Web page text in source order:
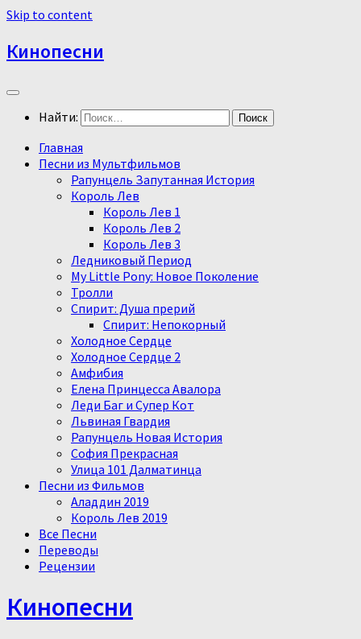
Skip to content
Кинопесни
Найти:
Главная
Песни из Мультфильмов
Рапунцель Запутанная История
Король Лев
Король Лев 1
Король Лев 2
Король Лев 3
Ледниковый Период
My Little Pony: Новое Поколение
Тролли
Спирит: Душа прерий
Спирит: Непокорный
Холодное Сердце
Холодное Сердце 2
Амфибия
Елена Принцесса Авалора
Леди Баг и Супер Кот
Львиная Гвардия
Рапунцель Новая История
София Прекрасная
Улица 101 Далматинца
Песни из Фильмов
Аладдин 2019
Король Лев 2019
Все Песни
Переводы
Рецензии
Кинопесни